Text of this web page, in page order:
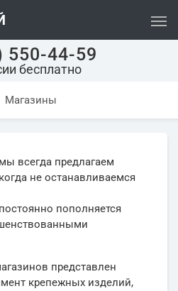
550-44-59
бесплатно
Магазины
всегда предлагаем
не останавливаемся
пополняется
представлен
крепежных изделий,